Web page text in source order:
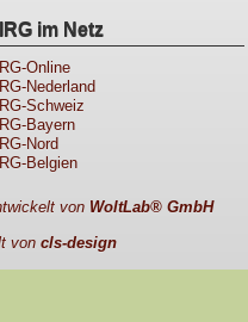
IRG im Netz
IRG-Online
IRG-Nederland
IRG-Schweiz
IRG-Bayern
IRG-Nord
IRG-Belgien
von WoltLab® GmbH
von cls-design